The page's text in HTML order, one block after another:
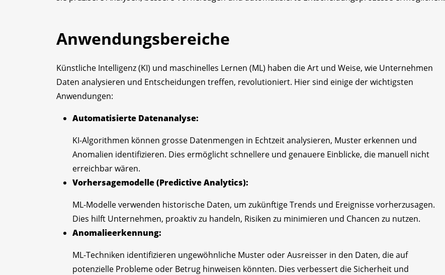
Anwendungsbereiche
Künstliche Intelligenz (KI) und maschinelles Lernen (ML) haben die Art und Weise, wie Unternehmen
Daten analysieren und Entscheidungen treffen, revolutioniert. Hier sind einige der wichtigsten
Anwendungen:
Automatisierte Datenanalyse:
KI-Algorithmen können grosse Datenmengen in Echtzeit analysieren, Muster erkennen und
Anomalien identifizieren. Dies ermöglicht schnellere und genauere Einblicke, die manuell nicht
erreichbar wären.
Vorhersagemodelle (Predictive Analytics):
ML-Modelle verwenden historische Daten, um zukünftige Trends und Ereignisse vorherzusagen.
Dies hilft Unternehmen, proaktiv zu handeln, Risiken zu minimieren und Chancen zu nutzen.
Anomalieerkennung:
ML-Techniken identifizieren ungewöhnliche Muster oder Ausreisser in den Daten, die auf
potenzielle Probleme oder Betrug hinweisen könnten. Dies verbessert die Sicherheit und